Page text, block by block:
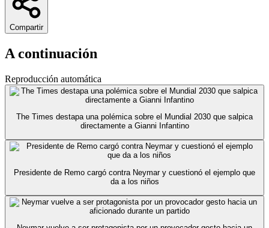
Compartir
A continuación
Reproducción automática
The Times destapa una polémica sobre el Mundial 2030 que salpica
directamente a Gianni Infantino
Presidente de Remo cargó contra Neymar y cuestionó el ejemplo que
da a los niños